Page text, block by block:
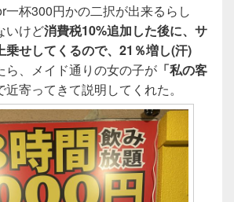
一杯300円かの二択が出来るらし
いけど消費税10%追加した後に、サ
乗せしてくるので、21％増し(汗)
ら、メイド通りの女の子が 「私の客
近寄ってきて説明してくれた。